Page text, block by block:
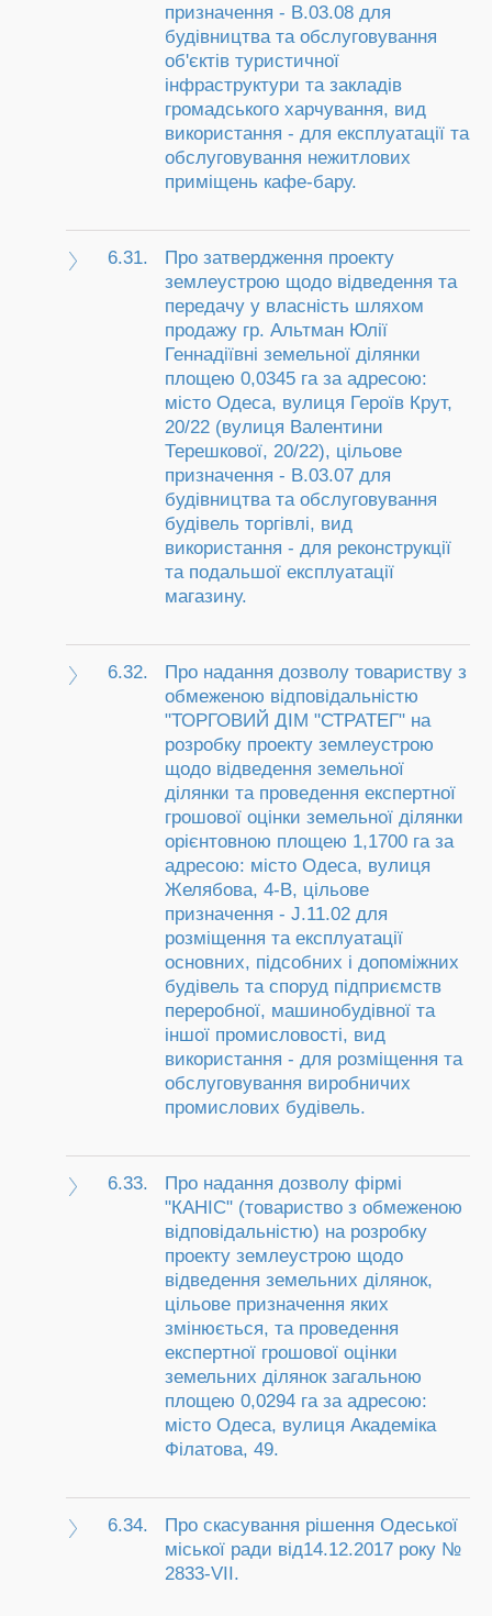
призначення - В.03.08 для
будівництва та обслуговування
об'єктів туристичної
інфраструктури та закладів
громадського харчування, вид
використання - для експлуатації та
обслуговування нежитлових
приміщень кафе-бару.
6.31.
Про затвердження проекту
землеустрою щодо відведення та
передачу у власність шляхом
продажу гр. Альтман Юлії
Геннадіївні земельної ділянки
площею 0,0345 га за адресою:
місто Одеса, вулиця Героїв Крут,
20/22 (вулиця Валентини
Терешкової, 20/22), цільове
призначення - В.03.07 для
будівництва та обслуговування
будівель торгівлі, вид
використання - для реконструкції
та подальшої експлуатації
магазину.
6.32.
Про надання дозволу товариству з
обмеженою відповідальністю
"ТОРГОВИЙ ДІМ "СТРАТЕГ" на
розробку проекту землеустрою
щодо відведення земельної
ділянки та проведення експертної
грошової оцінки земельної ділянки
орієнтовною площею 1,1700 га за
адресою: місто Одеса, вулиця
Желябова, 4-В, цільове
призначення - J.11.02 для
розміщення та експлуатації
основних, підсобних і допоміжних
будівель та споруд підприємств
переробної, машинобудівної та
іншої промисловості, вид
використання - для розміщення та
обслуговування виробничих
промислових будівель.
6.33.
Про надання дозволу фірмі
"КАНІС" (товариство з обмеженою
відповідальністю) на розробку
проекту землеустрою щодо
відведення земельних ділянок,
цільове призначення яких
змінюється, та проведення
експертної грошової оцінки
земельних ділянок загальною
площею 0,0294 га за адресою:
місто Одеса, вулиця Академіка
Філатова, 49.
6.34.
Про скасування рішення Одеської
міської ради від14.12.2017 року №
2833-VII.